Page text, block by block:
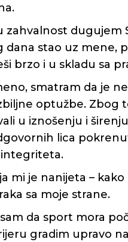
zahvalnost dugujem
dana stao uz mene,
brzo i u skladu sa
smatram da je
optužbe. Zbog
u iznošenju i
lica
mi je nanijeta –
sa moje strane.
da sport mora
gradim upravo